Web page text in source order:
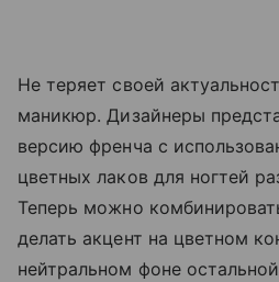
Не теряет своей
маникюр. Дизайнеры
версию френча с
цветных лаков для ногтей
Теперь можно
делать акцент на цветном
нейтральном фоне